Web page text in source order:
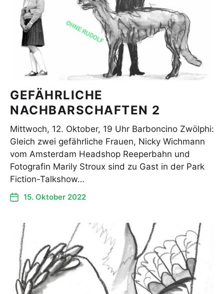
GEFÄHRLICHE
NACHBARSCHAFTEN 2
Mittwoch, 12. Oktober, 19 Uhr Barboncino Zwölphi:
Gleich zwei gefährliche Frauen, Nicky Wichmann
vom Amsterdam Headshop Reeperbahn und
Fotografin Marily Stroux sind zu Gast in der Park
Fiction-Talkshow…
15. Oktober 2022